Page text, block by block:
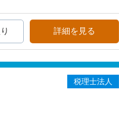
・他責禁止・気配り」を掲
がモットーです。
い業務をお任せします。
として高い信頼を獲得していき
ョナル」としての道を私たちと
方の力を発揮できる職場です。
ています。
詳細を見る
税理士法人